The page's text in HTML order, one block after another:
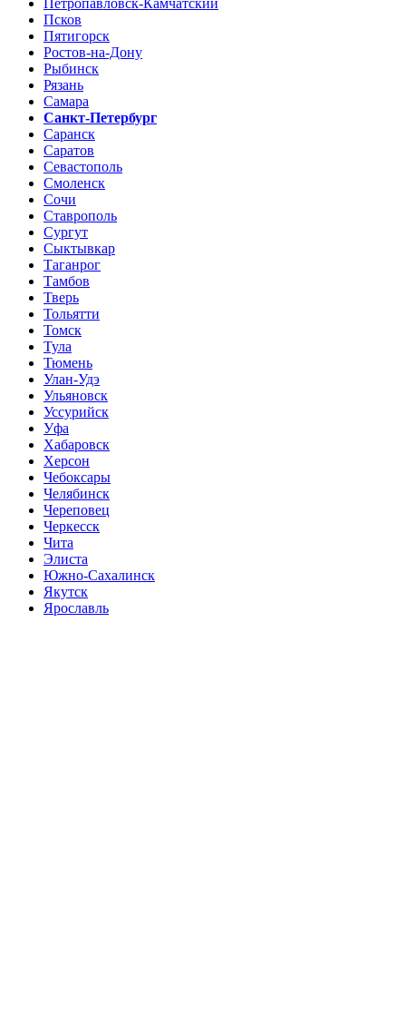
Псков
Пятигорск
Ростов-на-Дону
Рыбинск
Рязань
Самара
Санкт-Петербург
Саранск
Саратов
Севастополь
Смоленск
Сочи
Ставрополь
Сургут
Сыктывкар
Таганрог
Тамбов
Тверь
Тольятти
Томск
Тула
Тюмень
Улан-Удэ
Ульяновск
Уссурийск
Уфа
Хабаровск
Херсон
Чебоксары
Челябинск
Череповец
Черкесск
Чита
Элиста
Южно-Сахалинск
Якутск
Ярославль